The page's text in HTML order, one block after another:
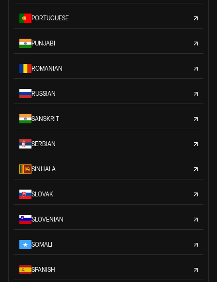
PORTUGUESE
PUNJABI
ROMANIAN
RUSSIAN
SANSKRIT
SERBIAN
SINHALA
SLOVAK
SLOVENIAN
SOMALI
SPANISH